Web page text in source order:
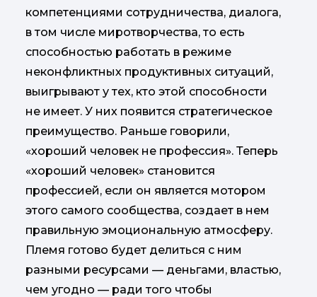
компетенциями сотрудничества, диалога,
в том числе миротворчества, то есть
способностью работать в режиме
неконфликтных продуктивных ситуаций,
выигрывают у тех, кто этой способности
не имеет. У них появится стратегическое
преимущество. Раньше говорили,
«хороший человек не профессия». Теперь
«хороший человек» становится
профессией, если он является мотором
этого самого сообщества, создает в нем
правильную эмоциональную атмосферу.
Племя готово будет делиться с ним
разными ресурсами — деньгами, властью,
чем угодно — ради того чтобы